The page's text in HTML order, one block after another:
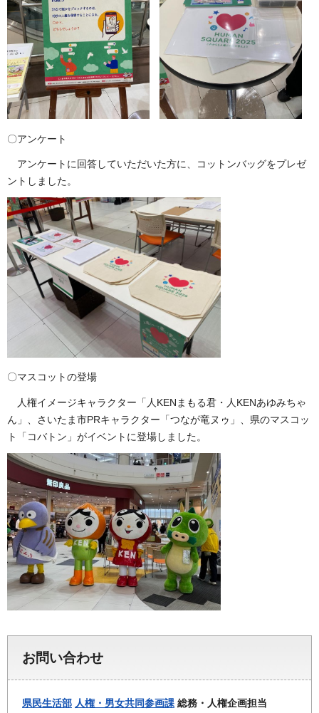
〇アンケート
アンケートに回答していただいた方に、コットンバッグをプレゼ
ントしました。
〇マスコットの登場
人権イメージキャラクター「人KENまもる君・人KENあゆみちゃ
ん」、さいたま市PRキャラクター「つなが竜ヌゥ」、県のマスコッ
ト「コバトン」がイベントに登場しました。
お問い合わせ
県民生活部 人権・男女共同参画課 総務・人権企画担当